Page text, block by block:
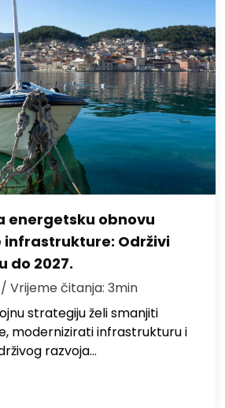
energetsku obnovu
infrastrukture: Održivi
do 2027.
/ Vrijeme čitanja: 3min
strategiju želi smanjiti
modernizirati infrastrukturu i
razvoja…